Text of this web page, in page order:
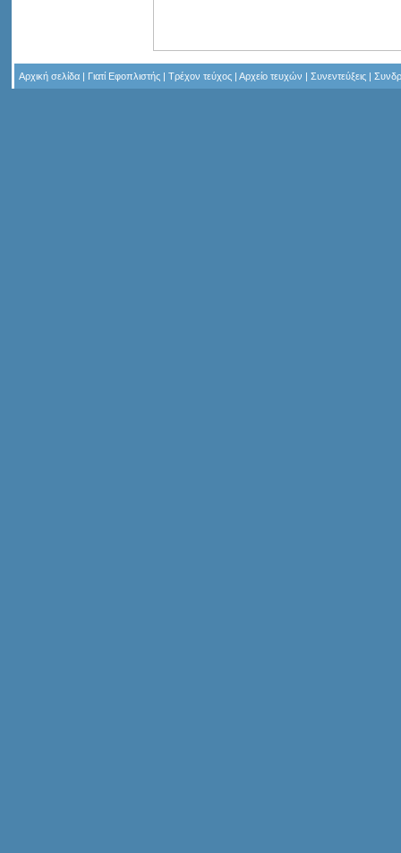
Αρχική σελίδα | Γιατί Εφοπλιστής | Τρέχον τεύχος | Αρχείο τευχών | Συνεντεύξεις |